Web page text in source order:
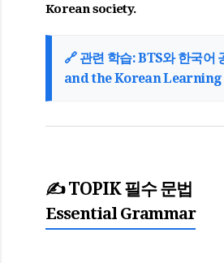
Korean society.
🔗 관련 학습: BTS와 한국어
and the Korean Learning
✍️ TOPIK 필수 문법
Essential Grammar